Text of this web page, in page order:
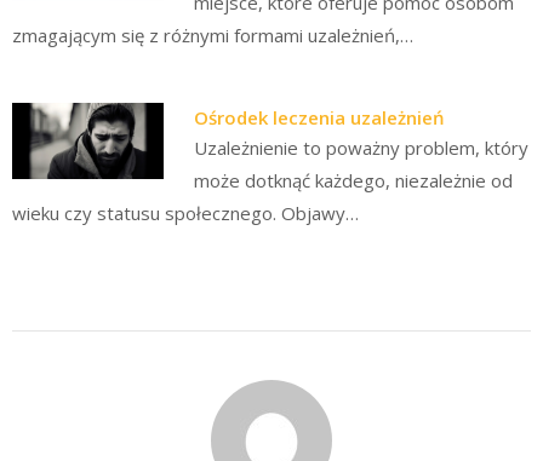
zmagającym się z różnymi formami uzależnień,…
Ośrodek leczenia uzależnień
Uzależnienie to poważny problem, który
może dotknąć każdego, niezależnie od
wieku czy statusu społecznego. Objawy…